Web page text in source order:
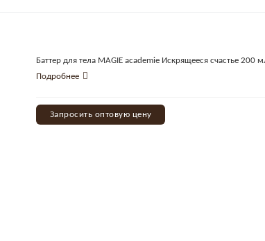
Баттер для тела MAGIE academie Искрящееся счастье
Подробнее
Запросить оптовую цену